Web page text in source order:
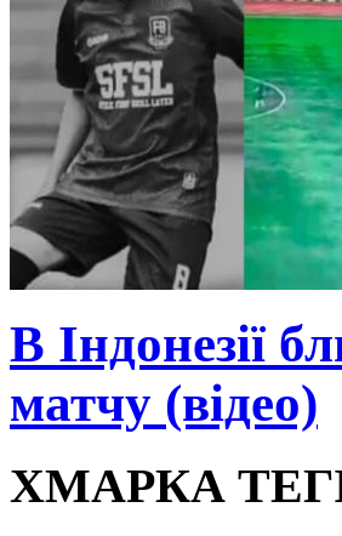
В Індонезії
матчу (відео)
ХМАРКА